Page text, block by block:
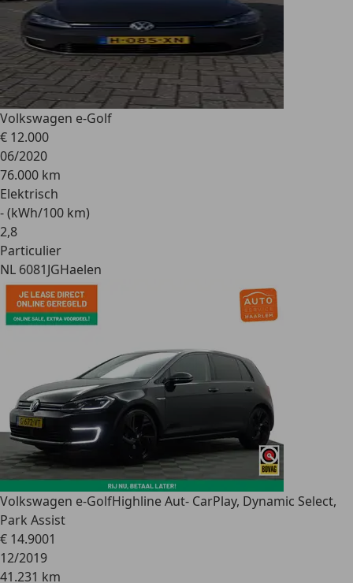
Volkswagen e-Golf
€ 12.000
06/2020
76.000 km
Elektrisch
- (kWh/100 km)
2,8
Particulier
NL 6081JGHaelen
Volkswagen e-GolfHighline Aut- CarPlay, Dynamic Select,
Park Assist
€ 14.9001
12/2019
41.231 km